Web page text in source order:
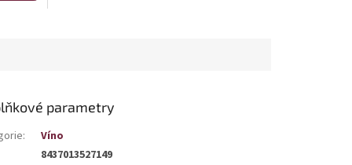
parametry
:
Víno
8437013527149